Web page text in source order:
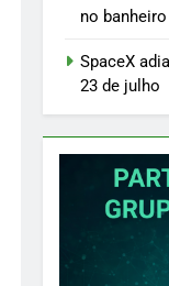
no
SpaceX
23 de julho